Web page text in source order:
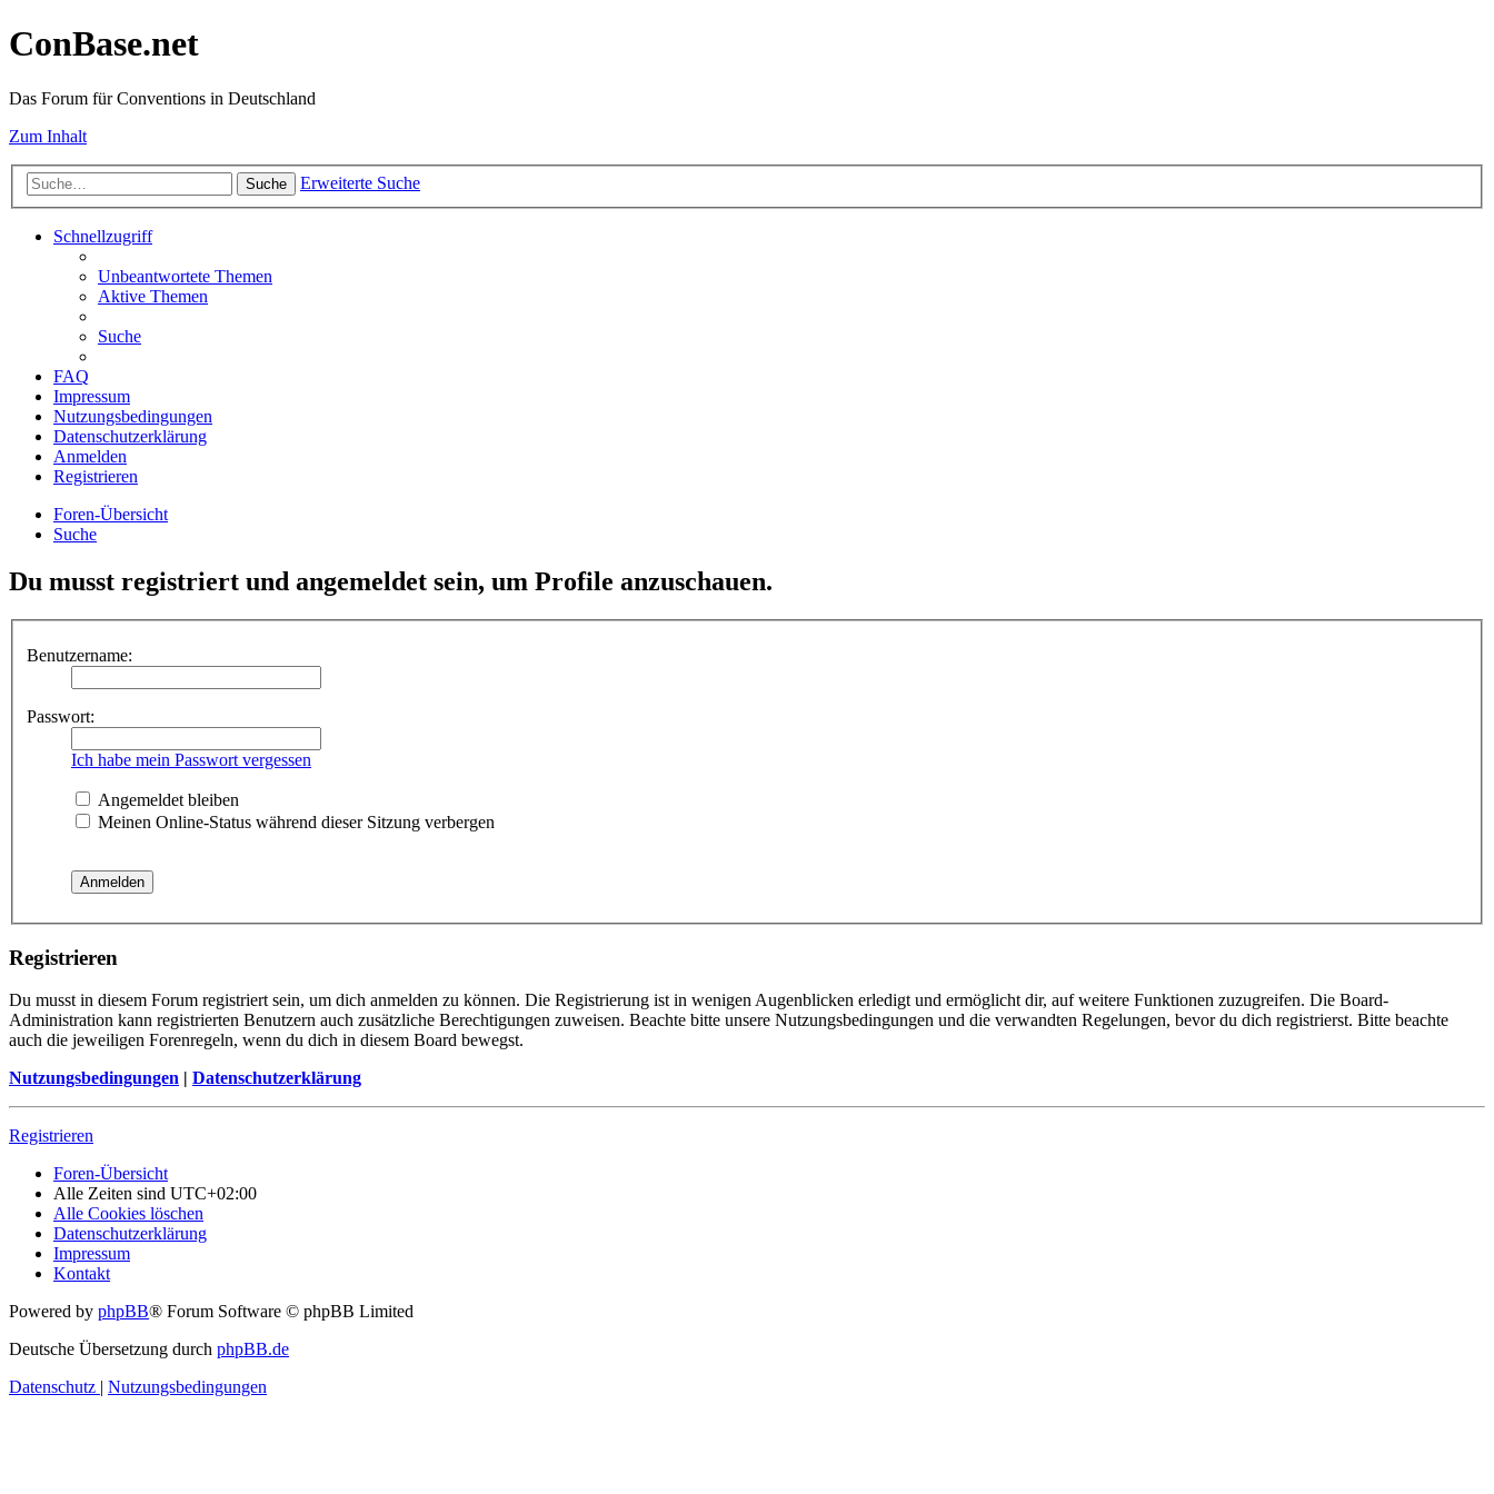
ConBase.net
Das Forum für Conventions in Deutschland
Zum Inhalt
Suche Erweiterte Suche
Schnellzugriff
Unbeantwortete Themen
Aktive Themen
Suche
FAQ
Impressum
Nutzungsbedingungen
Datenschutzerklärung
Anmelden
Registrieren
Foren-Übersicht
Suche
Du musst registriert und angemeldet sein, um Profile anzuschauen.
Benutzername:
Passwort:
Ich habe mein Passwort vergessen
Angemeldet bleiben
Meinen Online-Status während dieser Sitzung verbergen
Registrieren
Du musst in diesem Forum registriert sein, um dich anmelden zu können. Die Registrierung ist in wenigen Augenblicken erledigt und ermöglicht dir, auf weitere Funktionen zuzugreifen. Die Board-
Administration kann registrierten Benutzern auch zusätzliche Berechtigungen zuweisen. Beachte bitte unsere Nutzungsbedingungen und die verwandten Regelungen, bevor du dich registrierst. Bitte beachte
auch die jeweiligen Forenregeln, wenn du dich in diesem Board bewegst.
Nutzungsbedingungen | Datenschutzerklärung
Registrieren
Foren-Übersicht
Alle Zeiten sind UTC+02:00
Alle Cookies löschen
Datenschutzerklärung
Impressum
Kontakt
Powered by phpBB® Forum Software © phpBB Limited
Deutsche Übersetzung durch phpBB.de
Datenschutz | Nutzungsbedingungen